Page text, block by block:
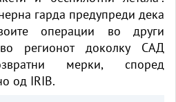
гарда предупреди дека
операции во други
регионот доколку САД
мерки, според
од IRIB.